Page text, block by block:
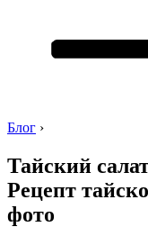
Блог ›
Тайский
Рецепт
фото